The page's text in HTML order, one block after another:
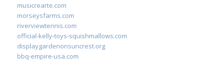
musicrearte.com
morseysfarms.com
riverviewtennis.com
official-kelly-toys-squishmallows.com
displaygardenonsuncrest.org
bbq-empire-usa.com